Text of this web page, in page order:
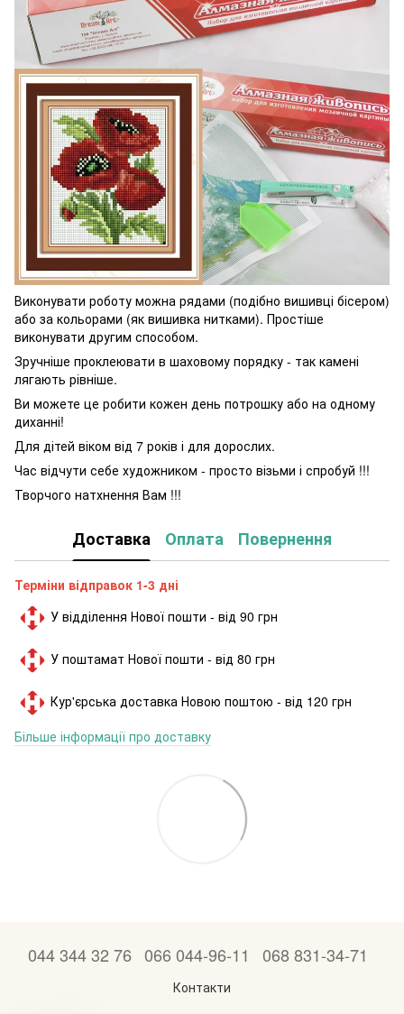
Виконувати роботу можна рядами (подібно вишивці бісером)
або за кольорами (як вишивка нитками). Простіше
виконувати другим способом.
Зручніше проклеювати в шаховому порядку - так камені
лягають рівніше.
Ви можете це робити кожен день потрошку або на одному
диханні!
Для дітей віком від 7 років і для дорослих.
Час відчути себе художником - просто візьми і спробуй !!!
Творчого натхнення Вам !!!
Доставка Оплата Повернення
Терміни відправок 1-3 дні
У відділення Нової пошти - від 90 грн
У поштамат Нової пошти - від 80 грн
Кур'єрська доставка Новою поштою - від 120 грн
Більше інформації про доставку
044 344 32 76 066 044-96-11 068 831-34-71
Контакти